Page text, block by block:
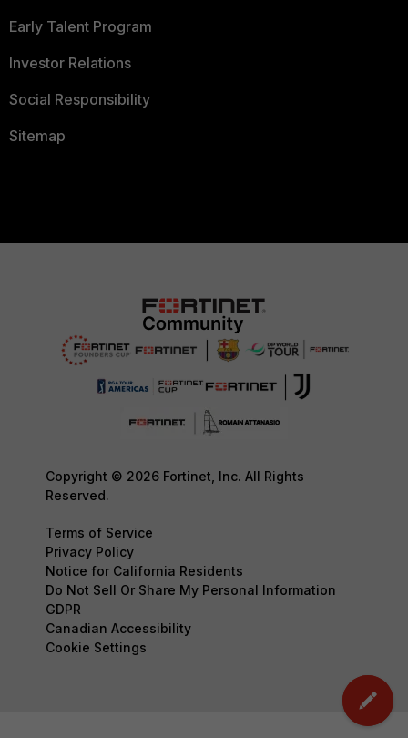
Early Talent Program
Investor Relations
Social Responsibility
Sitemap
Copyright © 2026 Fortinet, Inc. All Rights
Reserved.
Terms of Service
Privacy Policy
Notice for California Residents
Do Not Sell Or Share My Personal Information
GDPR
Canadian Accessibility
Cookie Settings